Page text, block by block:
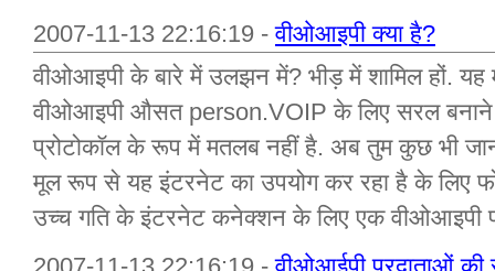
2007-11-13 22:16:19 -वीओआइपी क्या है?
वीओआइपी के बारे में उलझन में? भीड़ में शामिल हों.
वीओआइपी औसत person.VOIP के लिए सरल
प्रोटोकॉल के रूप में मतलब नहीं है. अब तुम कुछ भी
मूल रूप से यह इंटरनेट का उपयोग कर रहा है के लिए
उच्च गति के इंटरनेट कनेक्शन के लिए एक वीओआइपी